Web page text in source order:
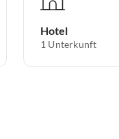
Hotel
1 Unterkunft